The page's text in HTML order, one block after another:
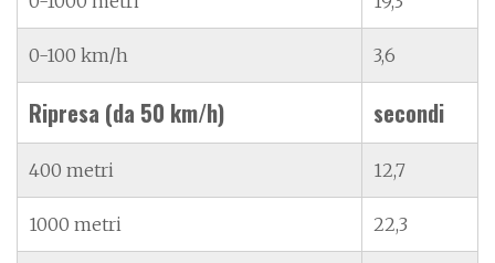
0-100 km/h 3,6
Ripresa (da 50 km/h) secondi
400 metri 12,7
1000 metri 22,3